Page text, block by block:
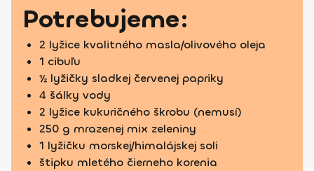
Potrebujeme:
2 lyžice kvalitného masla/olivového oleja
1 cibuľu
½ lyžičky sladkej červenej papriky
4 šálky vody
2 lyžice kukuričného škrobu (nemusí)
250 g mrazenej mix zeleniny
1 lyžičku morskej/himalájskej soli
štipku mletého čierneho korenia